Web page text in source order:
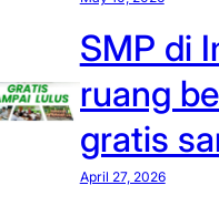
SMP di
ruang
gratis
April 27, 2026